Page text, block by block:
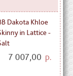
Dakota Khloe
in Lattice -
7 007,00 р.